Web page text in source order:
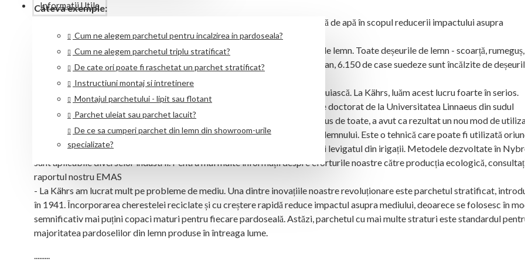
Informatii Utile
Cum ne alegem parchetul pentru incalzirea in pardoseala?
Cum ne alegem parchetul triplu stratificat?
De cate ori poate fi raschetat un parchet stratificat?
Instructiuni montaj si intretinere
Montajul parchetului - lipit sau flotant
Parchet uleiat sau parchet lacuit?
De ce sa cumperi parchet din lemn din showroom-urile
specializate?
Câteva exemple:
- În 1984, Kährs a devenit primul producator care a utilizat finisaje pe bază de apă în scopul reducerii impactului asupra
mediului.
- Am dezvoltat un sistem de fabricație în Nybro care previne orice risipă de lemn. Toate deșeurile de lemn - scoarță, rumeguș,
așchii de lemn - sunt trimise către o companie locală de energie. În fiecare an, 6.150 de case suedeze sunt încălzite de
noastre de lemn reciclat.
- Tratarea apei este o necesitate pentru ca societatea noastră să supraviețuiască. La Kährs, luăm acest lucru foarte în serios.
Fabrica noastră din Nybro a dat naștere la cinci disertații internaționale de doctorat de la Universitatea Linnaeus din sudul
Suediei și deschiderea unei noi facilități de tratare a apei în 2016. Mai presus de toate, a avut ca rezultat un nou mod de
a calităților naturale ale vegetației pentru tratarea apei folosit în industria lemnului. Este o tehnică care poate fi utilizată
în lume. Cercetările au examinat atât apa din fabricarea pardoselilor, cât și levigatul din irigații. Metodele dezvoltate în
sunt aplicabile diverselor industrii. Pentru mai multe informații despre eforturile noastre către producția ecologică,
raportul nostru EMAS
- La Kährs am lucrat mult pe probleme de mediu. Una dintre inovațiile noastre revoluționare este parchetul stratificat,
în 1941. Încorporarea cherestelei reciclate și cu creștere rapidă reduce impactul asupra mediului, deoarece se folosesc în
semnificativ mai puțini copaci maturi pentru fiecare pardoseală. Astăzi, parchetul cu mai multe straturi este standardul
majoritatea pardoselilor din lemn produse în întreaga lume.
.........